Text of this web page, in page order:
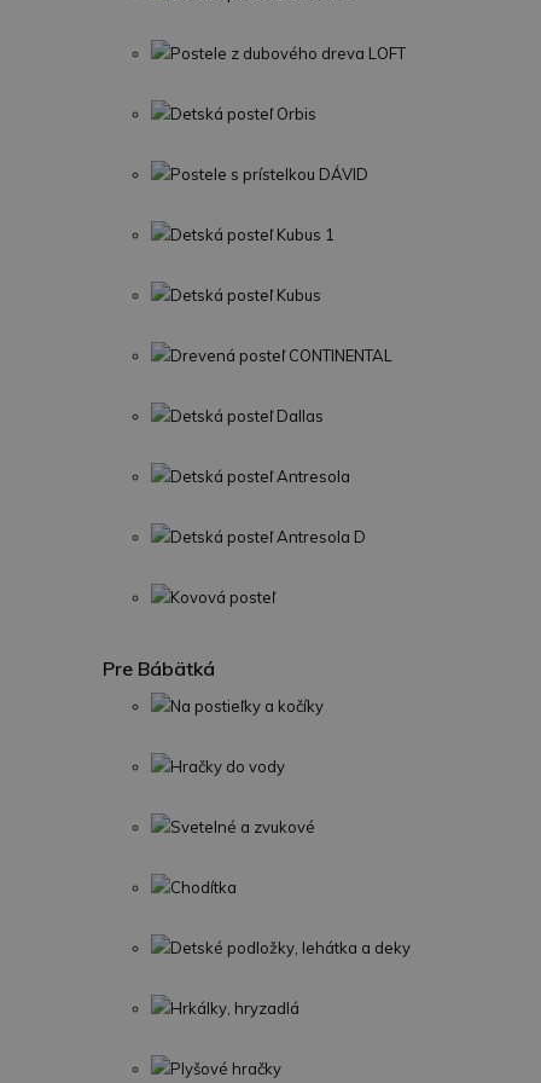
Postele z dubového dreva LOFT
Detská posteľ Orbis
Postele s prístelkou DÁVID
Detská posteľ Kubus 1
Detská posteľ Kubus
Drevená posteľ CONTINENTAL
Detská posteľ Dallas
Detská posteľ Antresola
Detská posteľ Antresola D
Kovová posteľ
Pre Bábätká
Na postieľky a kočíky
Hračky do vody
Svetelné a zvukové
Chodítka
Detské podložky, lehátka a deky
Hrkálky, hryzadlá
Plyšové hračky